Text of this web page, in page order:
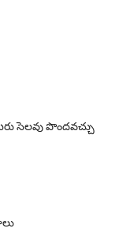
సెలవు పొందవచ్చు